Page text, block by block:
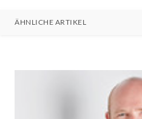
ÄHNLICHE ARTIKEL